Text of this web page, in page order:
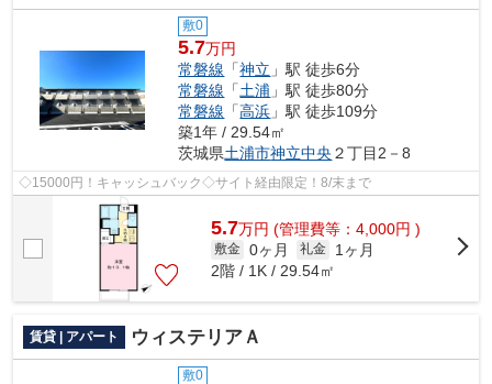
敷0
5.7万円
常磐線 「神立 」駅 徒歩6分
常磐線 「土浦 」駅 徒歩80分
常磐線 「高浜 」駅 徒歩109分
築1年 / 29.54㎡
茨城県土浦市神立中央 ２丁目2－8
◇15000円！キャッシュバック◇サイト経由限定！8/末まで
5.7万円 (管理費等：4,000円 )
敷金 0ヶ月 礼金
1ヶ月
2階 / 1K / 29.54㎡
賃貸 | アパート ウィステリアＡ
敷0